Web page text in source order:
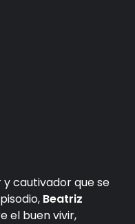
cautivador que se
Beatriz
el buen vivir,